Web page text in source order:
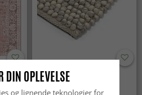
Uldtæppe - Avafors Wool
DIN OPLEVELSE
og lignende teknologier for